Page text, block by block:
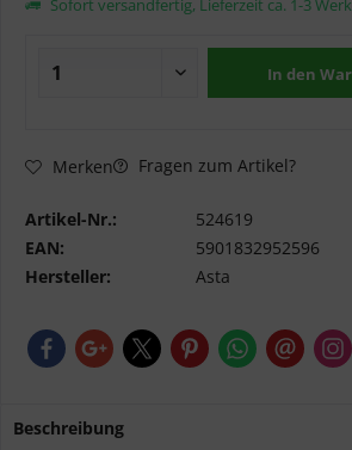
Sofort versandfertig, Lieferzeit ca. 1-3
In den
Merken Fragen zum Artikel?
Artikel-Nr.:
524619
EAN:
5901832952596
Hersteller:
Asta
Beschreibung